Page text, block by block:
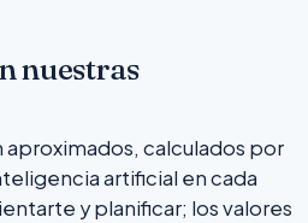
nuestras
aproximados, calculados por
artificial en cada
y planificar; los valores